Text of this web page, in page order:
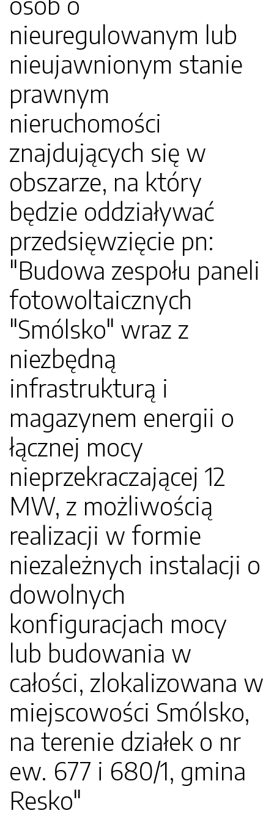
nieuregulowanym lub
nieujawnionym stanie
prawnym
nieruchomości
znajdujących się w
obszarze, na który
będzie oddziaływać
przedsięwzięcie pn:
"Budowa zespołu paneli
fotowoltaicznych
"Smólsko" wraz z
niezbędną
infrastrukturą i
magazynem energii o
łącznej mocy
nieprzekraczającej 12
MW, z możliwością
realizacji w formie
niezależnych instalacji o
dowolnych
konfiguracjach mocy
lub budowania w
całości, zlokalizowana w
miejscowości Smólsko,
na terenie działek o nr
ew. 677 i 680/1, gmina
Resko"